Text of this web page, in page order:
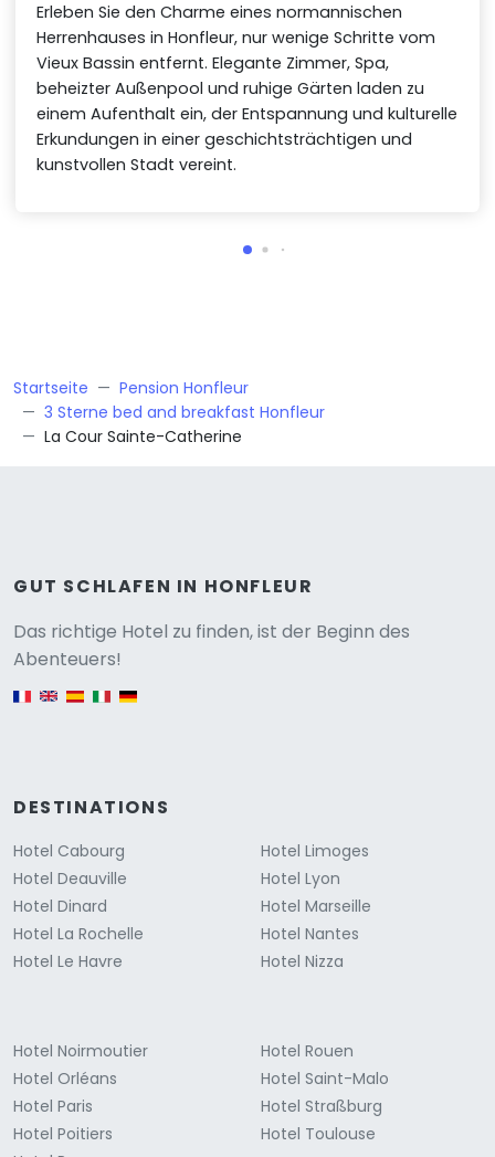
Erleben Sie den Charme eines normannischen
Herrenhauses in Honfleur, nur wenige Schritte vom
Vieux Bassin entfernt. Elegante Zimmer, Spa,
beheizter Außenpool und ruhige Gärten laden zu
einem Aufenthalt ein, der Entspannung und kulturelle
Erkundungen in einer geschichtsträchtigen und
kunstvollen Stadt vereint.
Startseite
Pension Honfleur
3 Sterne bed and breakfast Honfleur
La Cour Sainte-Catherine
GUT SCHLAFEN IN HONFLEUR
Das richtige Hotel zu finden, ist der Beginn des
Abenteuers!
English version
DESTINATIONS
Hotel Cabourg
Hotel Deauville
Hotel Dinard
Hotel La Rochelle
Hotel Le Havre
Hotel Limoges
Hotel Lyon
Hotel Marseille
Hotel Nantes
Hotel Nizza
Hotel Noirmoutier
Hotel Orléans
Hotel Paris
Hotel Poitiers
Hotel Rouen
Hotel Saint-Malo
Hotel Straßburg
Hotel Toulouse